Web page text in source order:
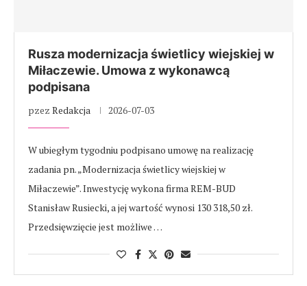
Rusza modernizacja świetlicy wiejskiej w
Miłaczewie. Umowa z wykonawcą
podpisana
pzez Redakcja 2026-07-03
W ubiegłym tygodniu podpisano umowę na realizację
zadania pn. „Modernizacja świetlicy wiejskiej w
Miłaczewie”. Inwestycję wykona firma REM-BUD
Stanisław Rusiecki, a jej wartość wynosi 130 318,50 zł.
Przedsięwzięcie jest możliwe …